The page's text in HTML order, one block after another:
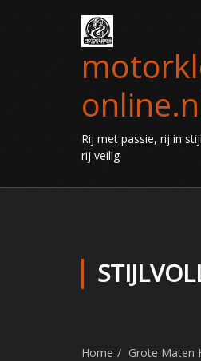
Rij met passie, rij in
rij veilig
Home Grote Maten